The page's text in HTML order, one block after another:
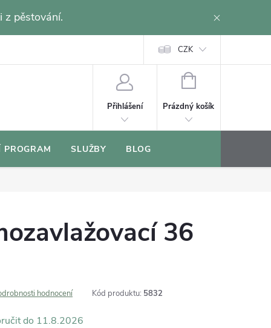
z pěstování.
CZK
Přihlášení
NÁKUPNÍ
Prázdný košík
PROGRAM SLUŽBY BLOG
36
hodnocení Kód produktu: 5832
11.8.2026